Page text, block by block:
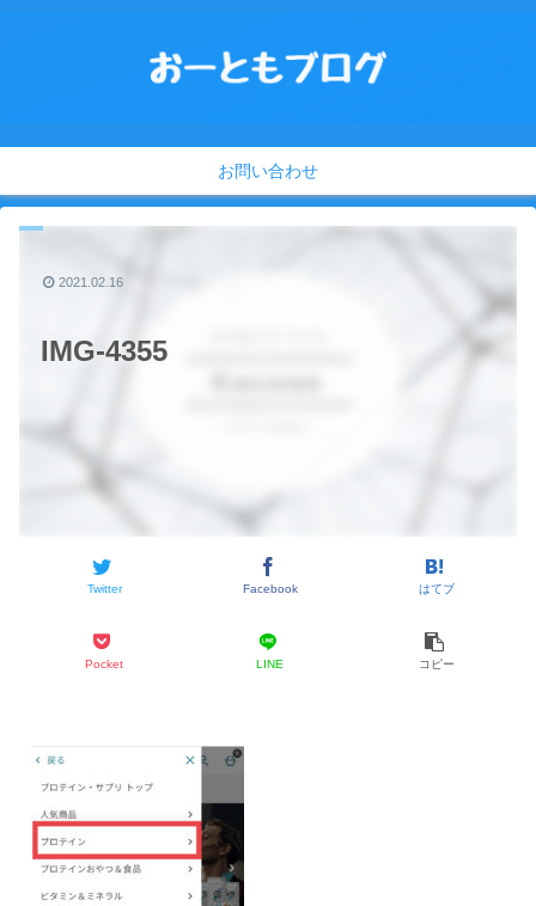
お問い合わせ
IMG-4355
Twitter Facebook はてブ
Pocket LINE コピー
2021.02.16